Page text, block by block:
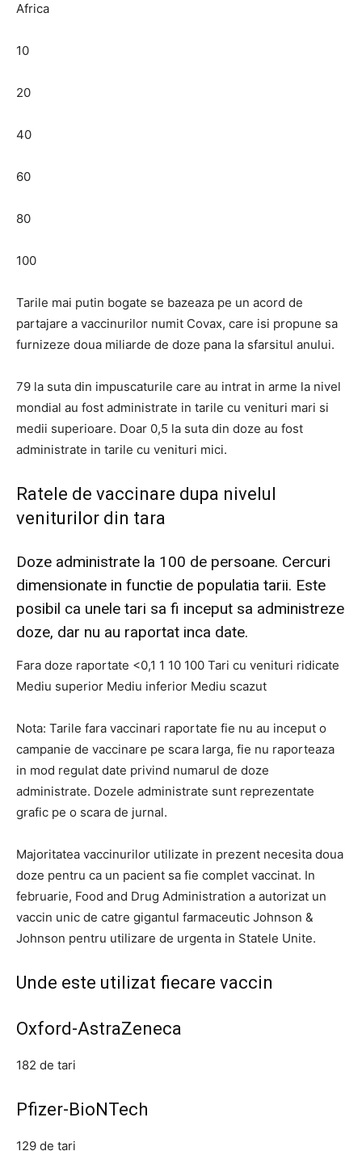
Africa
10
20
40
60
80
100
Tarile mai putin bogate se bazeaza pe un acord de
partajare a vaccinurilor numit Covax, care isi propune sa
furnizeze doua miliarde de doze pana la sfarsitul anului.
79 la suta din impuscaturile care au intrat in arme la nivel
mondial au fost administrate in tarile cu venituri mari si
medii superioare. Doar 0,5 la suta din doze au fost
administrate in tarile cu venituri mici.
Ratele de vaccinare dupa nivelul
veniturilor din tara
Doze administrate la 100 de persoane. Cercuri
dimensionate in functie de populatia tarii. Este
posibil ca unele tari sa fi inceput sa administreze
doze, dar nu au raportat inca date.
Fara doze raportate <0,1 1 10 100 Tari cu venituri ridicate
Mediu superior Mediu inferior Mediu scazut
Nota: Tarile fara vaccinari raportate fie nu au inceput o
campanie de vaccinare pe scara larga, fie nu raporteaza
in mod regulat date privind numarul de doze
administrate. Dozele administrate sunt reprezentate
grafic pe o scara de jurnal.
Majoritatea vaccinurilor utilizate in prezent necesita doua
doze pentru ca un pacient sa fie complet vaccinat. In
februarie, Food and Drug Administration a autorizat un
vaccin unic de catre gigantul farmaceutic Johnson &
Johnson pentru utilizare de urgenta in Statele Unite.
Unde este utilizat fiecare vaccin
Oxford-AstraZeneca
182 de tari
Pfizer-BioNTech
129 de tari